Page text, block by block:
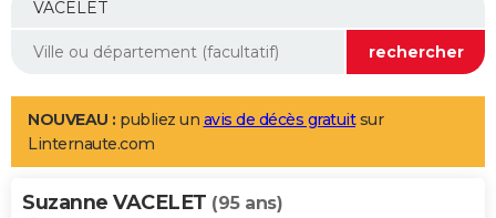
Mobiles
Meilleur smartphone
Internet
Ordinateurs
Jeux vidéo
Guide high-tech
Aménagement intérieur
LIFESTYLE
Art de vivre
Bien-être
Loisirs
Mode
Modes de vie
Alimentation
Guide de la santé
Maladies
Médicaments
Sommeil
VOYAGE
NOUVEAU : publiez un avis de décès gratuitsur
Linternaute.com
Suzanne VACELET (95 ans)